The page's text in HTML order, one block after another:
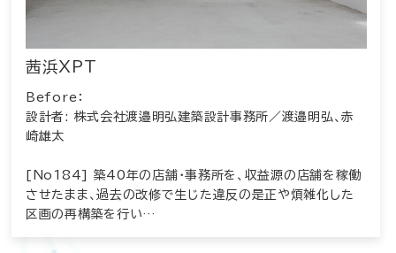
茜浜XPT
Before：
設計者: 株式会社渡邉明弘建築設計事務所／渡邉明弘、赤
崎雄太
[No184] 築40年の店舗・事務所を、収益源の店舗を稼働
させたまま、過去の改修で生じた違反の是正や煩雑化した
区画の再構築を行い…